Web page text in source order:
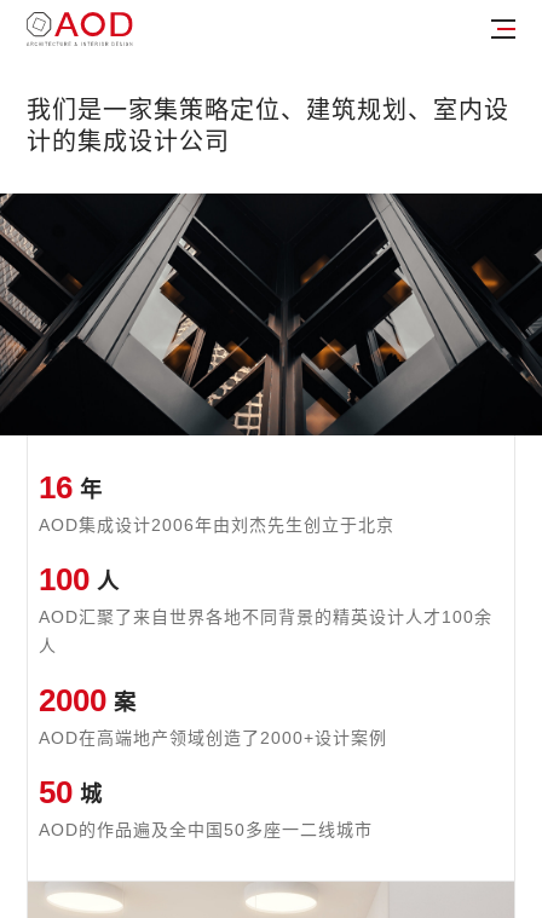
我们是一家集策略定位、建筑规划、室内设
计的集成设计公司
16 年
AOD集成设计2006年由刘杰先生创立于北京
100 人
AOD汇聚了来自世界各地不同 背景的精英设计人才100余
人
2000 案
AOD在高端地产领域创造了 2000+设计案例
50 城
AOD的作品遍及全中国 50多座一二线城市